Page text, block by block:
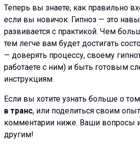
Теперь вы знаете, как правильно
если вы новичок. Гипноз — это
развивается с практикой. Чем
тем легче вам будет достигать
— доверять процессу, своему
работаете с ним) и быть готовым
инструкциям.
Если вы хотите узнать больше о
в транс, или поделиться своим
комментарии ниже. Ваши вопросы
другим!